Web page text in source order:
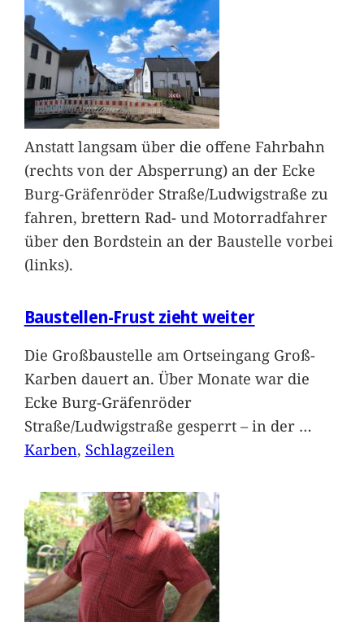
Anstatt langsam über die offene Fahrbahn
(rechts von der Absperrung) an der Ecke
Burg-Gräfenröder Straße/Ludwigstraße zu
fahren, brettern Rad- und Motorradfahrer
über den Bordstein an der Baustelle vorbei
(links).
Baustellen-Frust zieht weiter
Die Großbaustelle am Ortseingang Groß-
Karben dauert an. Über Monate war die
Ecke Burg-Gräfenröder
Straße/Ludwigstraße gesperrt – in der …
Karben, Schlagzeilen